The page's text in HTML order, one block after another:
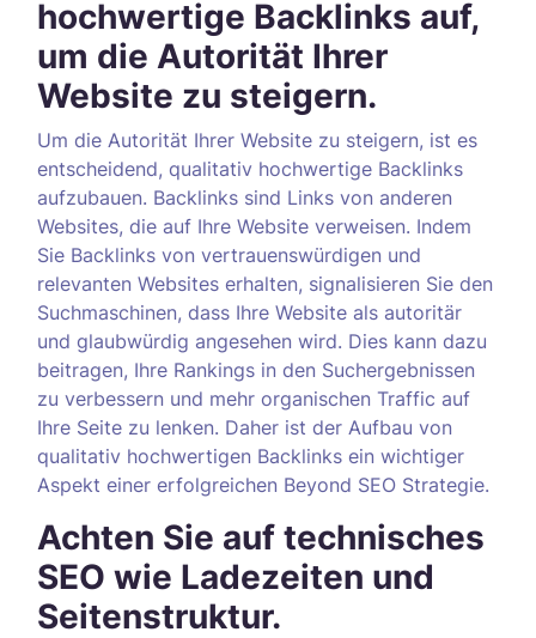
hochwertige Backlinks auf,
um die Autorität Ihrer
Website zu steigern.
Um die Autorität Ihrer Website zu steigern, ist es
entscheidend, qualitativ hochwertige Backlinks
aufzubauen. Backlinks sind Links von anderen
Websites, die auf Ihre Website verweisen. Indem
Sie Backlinks von vertrauenswürdigen und
relevanten Websites erhalten, signalisieren Sie den
Suchmaschinen, dass Ihre Website als autoritär
und glaubwürdig angesehen wird. Dies kann dazu
beitragen, Ihre Rankings in den Suchergebnissen
zu verbessern und mehr organischen Traffic auf
Ihre Seite zu lenken. Daher ist der Aufbau von
qualitativ hochwertigen Backlinks ein wichtiger
Aspekt einer erfolgreichen Beyond SEO Strategie.
Achten Sie auf technisches
SEO wie Ladezeiten und
Seitenstruktur.